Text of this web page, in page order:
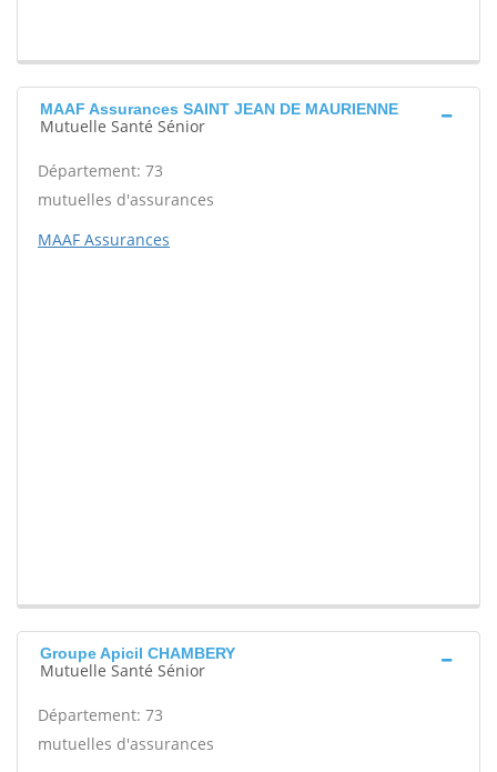
MAAF Assurances SAINT JEAN DE MAURIENNE
Mutuelle Santé Sénior
Département: 73
mutuelles d'assurances
MAAF Assurances
Groupe Apicil CHAMBERY
Mutuelle Santé Sénior
Département: 73
mutuelles d'assurances